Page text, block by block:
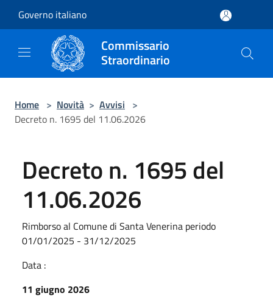
Governo italiano
Commissario
Straordinario
Home > Novità > Avvisi >
Decreto n. 1695 del 11.06.2026
Decreto n. 1695 del
11.06.2026
Rimborso al Comune di Santa Venerina periodo
01/01/2025 - 31/12/2025
Data :
11 giugno 2026